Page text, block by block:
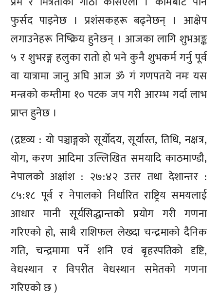
फुर्सद पाइनेछ । प्रशंसकहरू बढ्नेछन् । आक्षेप
लगाउनेहरू निष्क्रिय हुनेछन् । आजका लागि शुभअङ्क
५ र शुभरङ्ग हलुका रातो हो भने कुनै शुभकर्म गर्नु पूर्व
वा यात्रामा जानु अघि आज ॐ गं गणपतये नमः यस
मन्त्रको कम्तीमा १० पटक जप गरी आरम्भ गर्दा लाभ
प्राप्त हुनेछ ।
(द्रष्टव्य : यो पञ्चाङ्गको सूर्योदय, सूर्यास्त, तिथि, नक्षत्र,
योग, करण आदिमा उल्लिखित समयादि काठमाण्डौ,
नेपालको अक्षांश : २७:४२ उत्तर तथा देशान्तर :
८५:१८ पूर्व र नेपालको निर्धारित राष्ट्रिय समयलाई
आधार मानी सूर्यसिद्धान्तको प्रयोग गरी गणना
गरिएको हो, साथै राशिफल लेख्दा चन्द्रमाको दैनिक
गति, चन्द्रमामा पर्ने शनि एवं बृहस्पतिको दृष्टि,
वेधस्थान र विपरीत वेधस्थान समेतको गणना
गरिएको छ )